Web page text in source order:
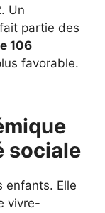
Un
partie des
106
favorable.
sociale
enfants. Elle
vivre-